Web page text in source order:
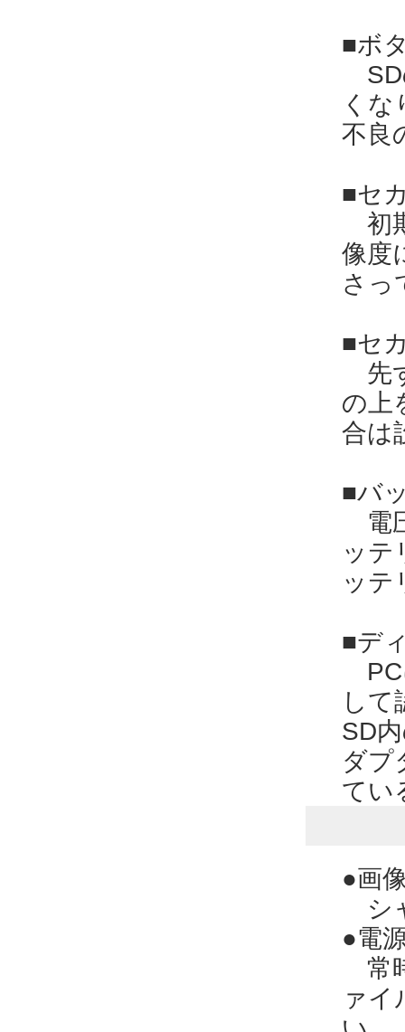
■ボ
SD
く
不良
■セ
初
像度
さっ
■セ
先
の上
合は
■バ
電
ッテ
ッテ
■デ
PC
して
SD
ダプ
てい
●画
シ
●電
常
ァイ